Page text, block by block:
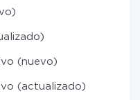
(nuevo)
(actualizado)